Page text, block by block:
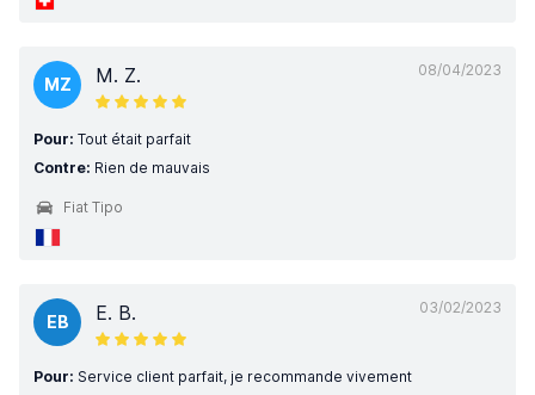
08/04/2023
MZ M. Z.
Pour: Tout était parfait
Contre: Rien de mauvais
Fiat Tipo
03/02/2023
EB E. B.
Pour: Service client parfait, je recommande vivement